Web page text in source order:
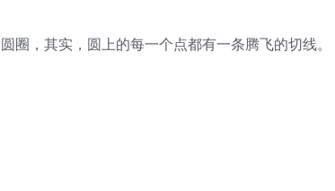
，其实，圆上的每一个点都有一条腾飞的切线。